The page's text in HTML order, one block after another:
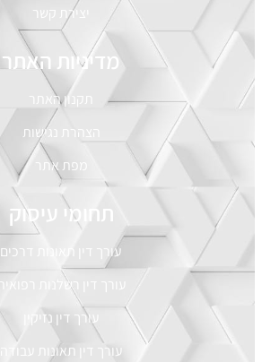
יצירת קשר
מדיניות האתר
תקנון האתר
הצהרת נגישות
מפת אתר
תחומי עיסוק
עורך דין תאונות דרכים
עורך דין רשלנות
עורך דין נזיקין
עורך דין תאונות עבודה